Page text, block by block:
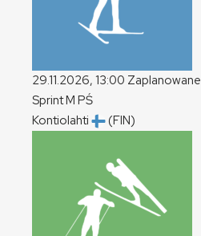
29.11.2026, 13:00 Zaplanowane
SprintM PŚ
Kontiolahti
(FIN)